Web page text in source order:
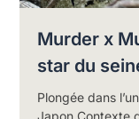
Murder x
star du
Plongée dans
Japon Contexte